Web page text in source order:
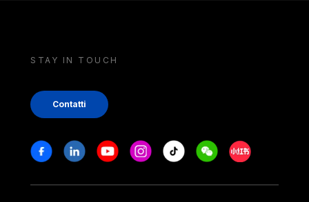
STAY IN TOUCH
Contatti
Stay in touch
FacebookLinkedinYoutubeInstagram
Tiktok WeechatXiaohongshu/